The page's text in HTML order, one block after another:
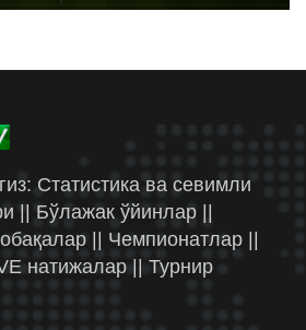
Статистика ва севимли
|| Бўлажак ўйинлар ||
|| Чемпионатлар ||
натижалар || Турнир